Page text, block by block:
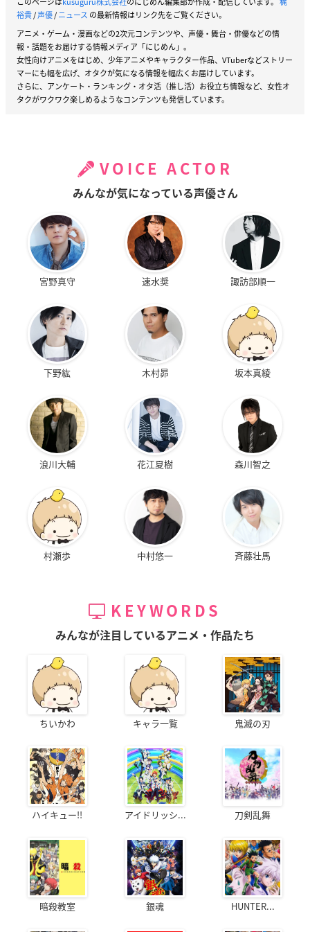
裕貴/声優/ニュース の最新情報はリンク先をご覧ください。
アニメ・ゲーム・漫画などの2次元コンテンツや、声優・舞台・俳優などの情
報・話題をお届けする情報メディア「にじめん」。
女性向けアニメをはじめ、少年アニメやキャラクター作品、VTuberなどストリー
マーにも幅を広げ、オタクが気になる情報を幅広くお届けしています。
さらに、アンケート・ランキング・オタ活（推し活）お役立ち情報など、女性オ
タクがワクワク楽しめるようなコンテンツも発信しています。
VOICE ACTOR
みんなが気になっている声優さん
宮野真守 速水奨 諏訪部順一
下野紘 木村昴 坂本真綾
浪川大輔 花江夏樹 森川智之
村瀬歩 中村悠一 斉藤壮馬
KEYWORDS
みんなが注目しているアニメ・作品たち
ちいかわ キャラ一覧 鬼滅の刃
ハイキュー!! アイドリッシ... 刀剣乱舞
暗殺教室 銀魂 HUNTER...